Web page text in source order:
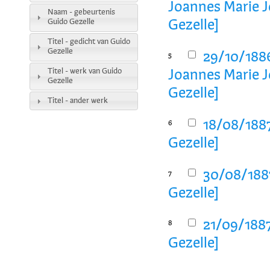
Joannes Marie
Gezelle]
5
29/10/
Joannes Marie
Gezelle]
6
18/08/
Gezelle]
7
30/08/
Gezelle]
8
21/09/
Gezelle]
Naam - gebeurtenis
Guido Gezelle
Titel - gedicht van Guido
Gezelle
Titel - werk van Guido
Gezelle
Titel - ander werk